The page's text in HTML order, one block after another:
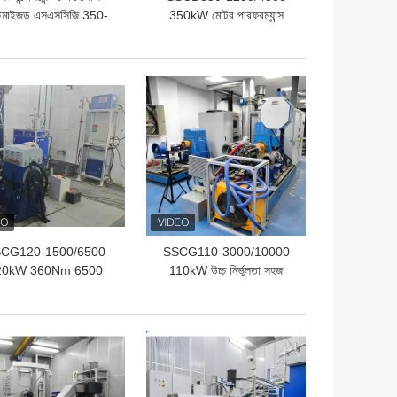
এসএসসিজি 350-
350kW মোটর পারফরম্যান্স
1500/6500
360Nm 6500
দাম
SSCG110-3000/10000
110kW উচ্চ নির্ভুলতা সহজ
ভালো দাম
দাম ভালো দাম